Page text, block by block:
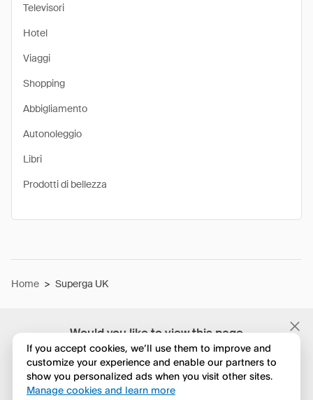
Would you like to view this page
in English?
No, continua a esplorare
Televisori
Hotel
Viaggi
Shopping
Abbigliamento
Autonoleggio
Libri
Prodotti di bellezza
Home > Superga UK
If you accept cookies, we’ll use them to improve and
customize your experience and enable our partners to
show you personalized ads when you visit other sites.
Manage cookies and learn more